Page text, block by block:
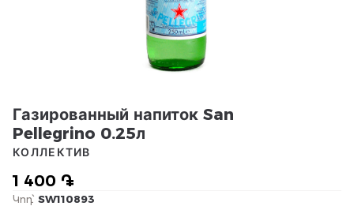
Газированный напиток San
Pellegrino 0.25л
1 400 ֏
КОЛЛЕКТИВ
Կոդ՝ SW110893